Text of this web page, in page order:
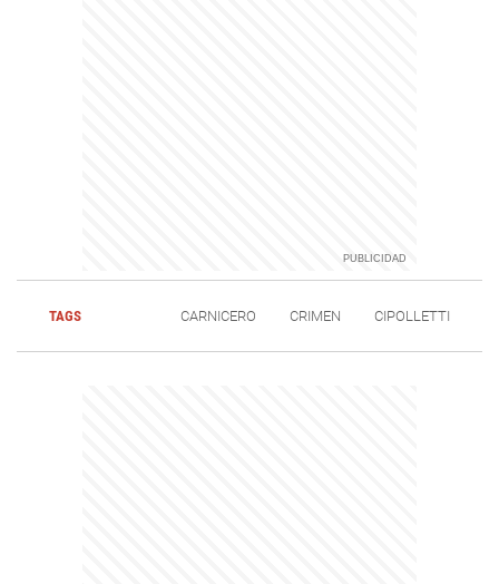
TAGS CARNICERO CRIMEN CIPOLLETTI